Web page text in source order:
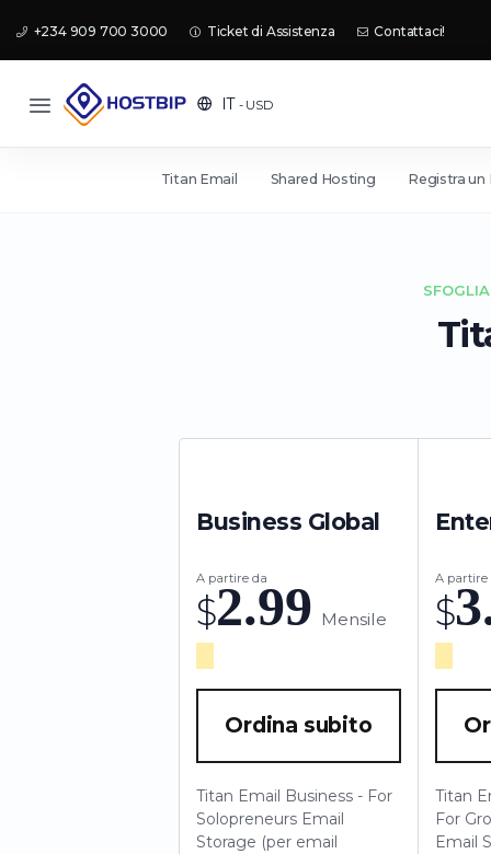
+234 909 700 3000 Ticket di Assistenza Contattaci!
IT - USD
Titan Email Shared Hosting Registra
Business Global
A partire da
$2.99 Mensile
Ordina subito
Titan Email Business - For
Solopreneurs Email
Storage (per email
A partire
$
Titan
For
Email